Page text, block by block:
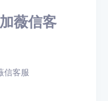
薇信客
信客服